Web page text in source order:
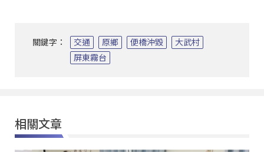
關鍵字： 交通 原鄉 便橋沖毀
大武村
屏東霧台
相關文章